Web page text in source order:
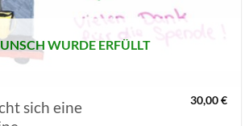
WURDE ERFÜLLT
sich eine
30,00€